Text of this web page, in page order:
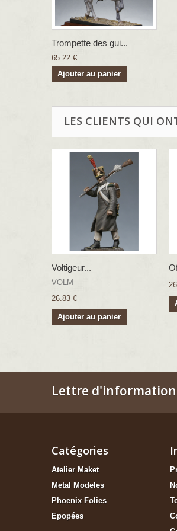
Trompette des gui...
65.22 €
Ajouter au panier
LES CLIENTS QUI
Voltigeur...
VOLM
26.83 €
Ajouter au panier
Lettre
Catégories
Atelier Maket
Metal Modeles
Phoenix Folies
Epopées